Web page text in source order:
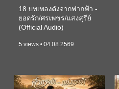
18 บทเพลงดังจากฟากฟ้า -
ยอดรัก/ศรเพชร/แสงสุรีย์
(Official Audio)
5 views • 04.08.2569